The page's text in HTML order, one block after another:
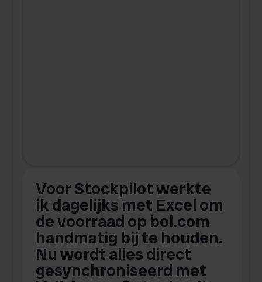
Voor Stockpilot werkte
ik dagelijks met Excel om
de voorraad op bol.com
handmatig bij te houden.
Nu wordt alles direct
gesynchroniseerd met